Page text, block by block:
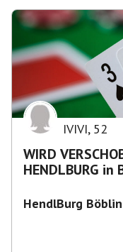
IVIVI, 52
WIRD
HENDLBURG
HendlBurg